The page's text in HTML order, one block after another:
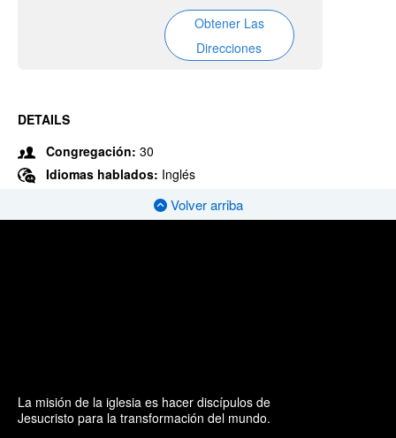
Obtener Las
Direcciones
DETAILS
Congregación: 30
Idiomas hablados: Inglés
Volver arriba
La misión de la iglesia es hacer discípulos de
Jesucristo para la transformación del mundo.